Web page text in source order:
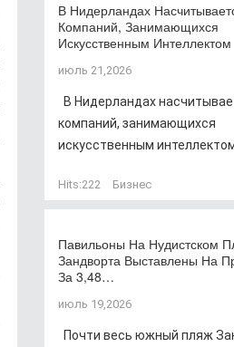
В Нидерландах
Компаний, Занимающихся
Искусственным Интеллектом
июль 21,2026
В Нидерландах
компаний, занимающихся
искусственным
Hits:222 Бизнес
Павильоны На Нудистском
Зандворта Выставлены На
За 3,48…
июль 19,2026
Почти весь южный пляж